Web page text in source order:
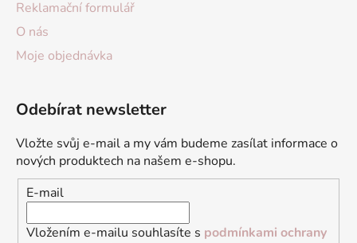
Reklamační formulář
O nás
Moje objednávka
Odebírat newsletter
Vložte svůj e-mail a my vám budeme zasílat informace o
nových produktech na našem e-shopu.
E-mail
Vložením e-mailu souhlasíte s podmínkami ochrany